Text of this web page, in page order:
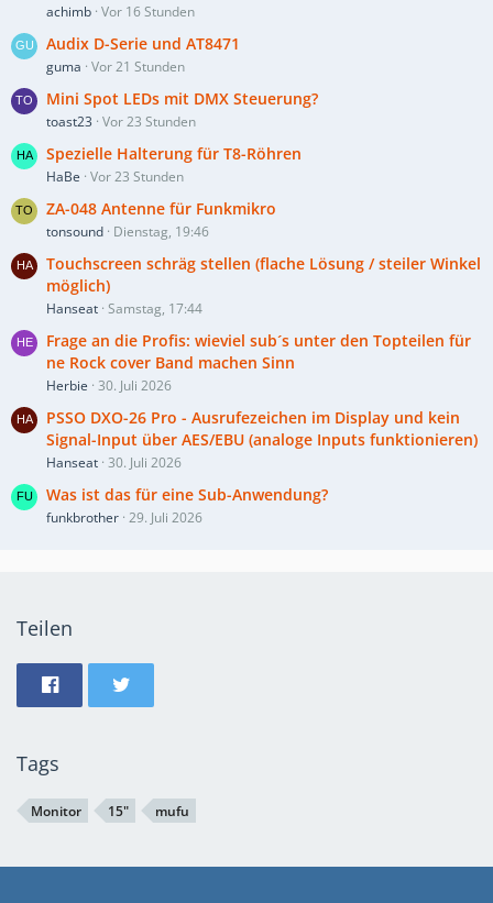
achimb Vor 16 Stunden
Audix D-Serie und AT8471
guma Vor 21 Stunden
Mini Spot LEDs mit DMX Steuerung?
toast23 Vor 23 Stunden
Spezielle Halterung für T8-Röhren
HaBe Vor 23 Stunden
ZA-048 Antenne für Funkmikro
tonsound Dienstag, 19:46
Touchscreen schräg stellen (flache Lösung / steiler Winkel
möglich)
Hanseat Samstag, 17:44
Frage an die Profis: wieviel sub´s unter den Topteilen für
ne Rock cover Band machen Sinn
Herbie 30. Juli 2026
PSSO DXO-26 Pro - Ausrufezeichen im Display und kein
Signal-Input über AES/EBU (analoge Inputs funktionieren)
Hanseat 30. Juli 2026
Was ist das für eine Sub-Anwendung?
funkbrother 29. Juli 2026
Teilen
Tags
Monitor 15" mufu